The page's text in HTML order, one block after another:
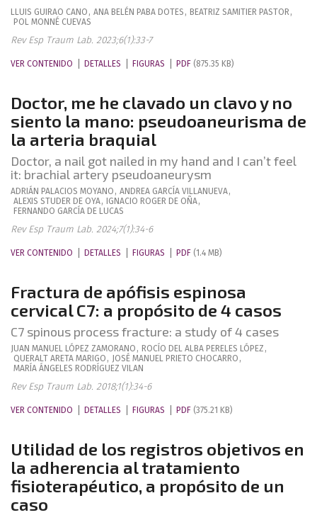
LLUIS GUIRAO CANO , ANA BELÉN PABA DOTES , BEATRIZ SAMITIER PASTOR,
POL MONNÉ CUEVAS
Rev Esp Traum Lab. 2023;6(1):33-7
VER CONTENIDO DETALLES FIGURAS PDF (875.35 KB)
Doctor, me he clavado un clavo y no
siento la mano: pseudoaneurisma de
la arteria braquial
Doctor, a nail got nailed in my hand and I can’t feel
it: brachial artery pseudoaneurysm
ADRIÁN PALACIOS MOYANO , ANDREA GARCÍA VILLANUEVA,
ALEXIS STUDER DE OYA, IGNACIO ROGER DE OÑA,
FERNANDO GARCÍA DE LUCAS
Rev Esp Traum Lab. 2024;7(1):34-6
VER CONTENIDO DETALLES FIGURAS PDF (1.4 MB)
Fractura de apófisis espinosa
cervical C7: a propósito de 4 casos
C7 spinous process fracture: a study of 4 cases
JUAN MANUEL LÓPEZ ZAMORANO , ROCÍO DEL ALBA PERELES LÓPEZ ,
QUERALT ARETA MARIGO , JOSÉ MANUEL PRIETO CHOCARRO ,
MARÍA ÁNGELES RODRÍGUEZ VILAN
Rev Esp Traum Lab. 2018;1(1):34-6
VER CONTENIDO DETALLES FIGURAS PDF (375.21 KB)
Utilidad de los registros objetivos en
la adherencia al tratamiento
fisioterapéutico, a propósito de un
caso